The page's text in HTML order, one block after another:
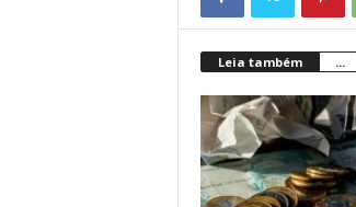
Leia também ...